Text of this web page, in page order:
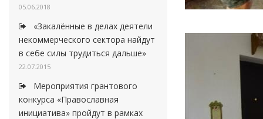
05.06.2018
«Закалённые в делах деятели
некоммерческого сектора найдут
в себе силы трудиться дальше»
22.07.2015
Мероприятия грантового
конкурса «Православная
инициатива» пройдут в рамках